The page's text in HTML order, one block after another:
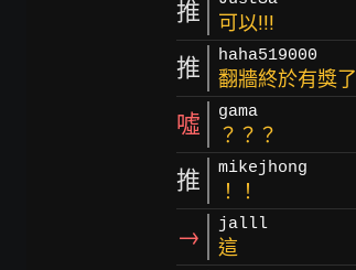
推 可以!!!
推 haha519000
翻牆終於有獎
噓 gama
？？？
推 mikejhong
！！
→ jalll
這